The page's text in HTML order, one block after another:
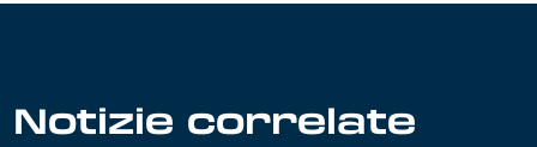
Notizie correlate